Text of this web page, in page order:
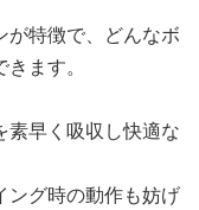
が特徴で、どんなボ
ます。
素早く吸収し快適な
ング時の動作も妨げ